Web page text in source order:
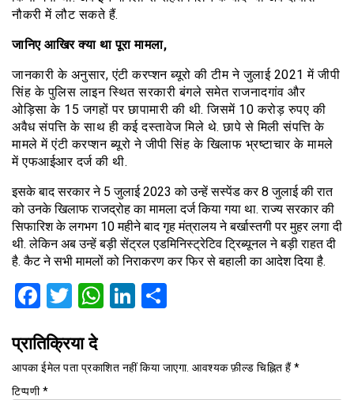
नौकरी में लौट सकते हैं.
जानिए आखिर क्या था पूरा मामला,
जानकारी के अनुसार, एंटी करप्शन ब्यूरो की टीम ने जुलाई 2021 में जीपी
सिंह के पुलिस लाइन स्थित सरकारी बंगले समेत राजनादगांव और
ओड़िसा के 15 जगहों पर छापामारी की थी. जिसमें 10 करोड़ रुपए की
अवैध संपत्ति के साथ ही कई दस्तावेज मिले थे. छापे से मिली संपत्ति के
मामले में एंटी करप्शन ब्यूरो ने जीपी सिंह के खिलाफ भ्रष्टाचार के मामले
में एफआईआर दर्ज की थी.
इसके बाद सरकार ने 5 जुलाई 2023 को उन्हें सस्पेंड कर 8 जुलाई की रात
को उनके खिलाफ राजद्रोह का मामला दर्ज किया गया था. राज्य सरकार की
सिफारिश के लगभग 10 महीने बाद गृह मंत्रालय ने बर्खास्तगी पर मुहर लगा दी
थी. लेकिन अब उन्हें बड़ी सेंट्रल एडमिनिस्ट्रेटिव ट्रिब्यूनल ने बड़ी राहत दी
है. कैट ने सभी मामलों को निराकरण कर फिर से बहाली का आदेश दिया है.
Facebook
Twitter
WhatsApp
LinkedIn
प्रातिक्रिया दे
आपका ईमेल पता प्रकाशित नहीं किया जाएगा. आवश्यक फ़ील्ड चिह्नित हैं*
टिप्पणी*